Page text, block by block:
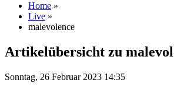
Home »
Live »
malevolence
Artikelübersicht zu
Sonntag, 26 Februar 2023 14:35